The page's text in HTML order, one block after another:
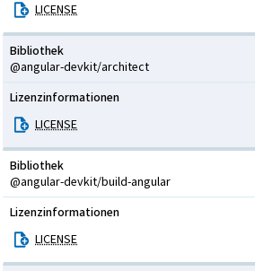
LICENSE
Bibliothek
@angular-devkit/architect
Lizenzinformationen
LICENSE
Bibliothek
@angular-devkit/build-angular
Lizenzinformationen
LICENSE